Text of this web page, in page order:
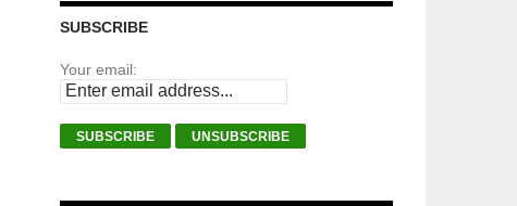
SUBSCRIBE
Your email: